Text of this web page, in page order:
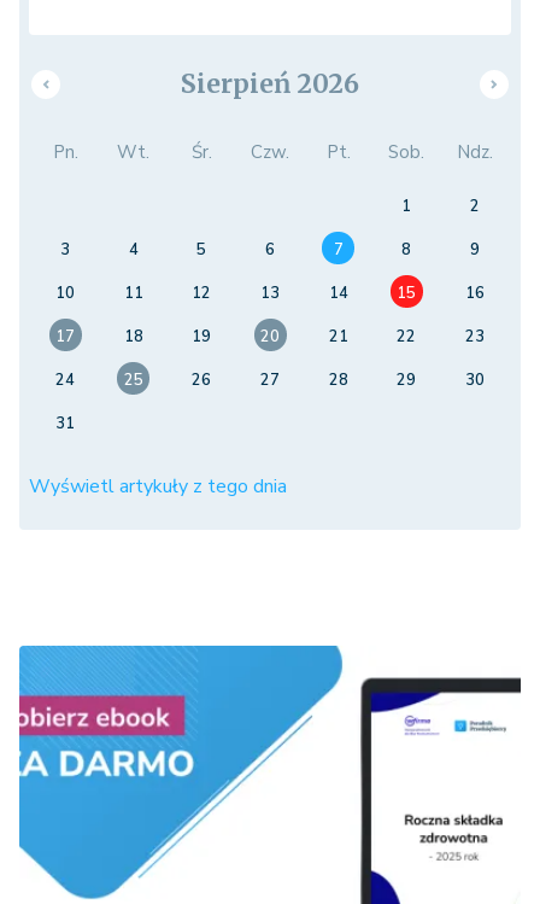
Sierpień 2026
Pn. Wt. Śr. Czw. Pt. Sob. Ndz.
1
2
3
4 5 6 7 8
9
10
11 12 13 14 15
16
17
18 19 20 21 22
23
24
25 26 27 28 29
30
31
Wyświetl artykuły z tego dnia